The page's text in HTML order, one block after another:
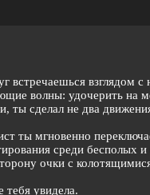
встречаешься взглядом
волны: удочерить на
ты сделал не два
ты мгновенно
среди бесполых и
очки с
тебя увидела.